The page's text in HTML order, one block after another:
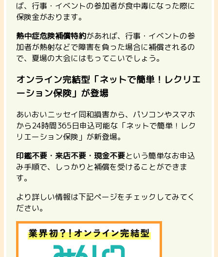
ば、行事・イベントの参加者が食中毒になった際に
保険金がおります。
熱中症危険補償特約があれば、行事・イベントの参
加者が熱射などで障害を負った場合に補償されるの
で、夏場の大会にはもってこいでしょう。
オンライン完結型「ネットで簡単！レクリエ
ーション保険」が登場
あいおいニッセイ同和損害から、パソコンやスマホ
から24時間365日申込可能な「ネットで簡単！レク
リエーション保険」が新登場。
印鑑不要・来店不要・現金不要という簡単なお申込
み手順で、しっかりと補償を受けることができま
す。
より詳しい情報は下記ページをチェックしてみてく
ださい。